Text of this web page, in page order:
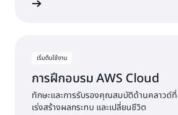
เริ่มต้นใช้งาน
การฝึกอบรม AWS Cloud
ทักษะและการรับรองคุณสมบัติด้านคลาวด์
เร่งสร้างผลกระทบ และเปลี่ยนชีวิต